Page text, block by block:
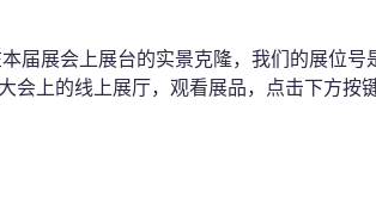
届展会上展台的实景克隆，我们的展位号
会上的线上展厅，观看展品，点击下方按